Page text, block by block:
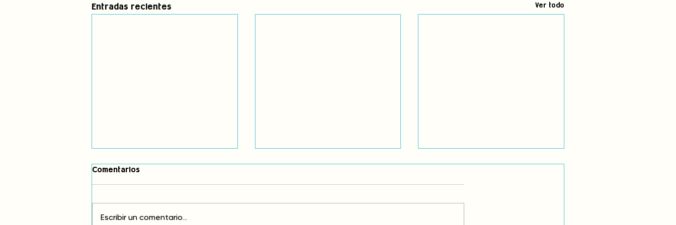
Entradas recientes Ver todo
Comentarios
Escribir un comentario...